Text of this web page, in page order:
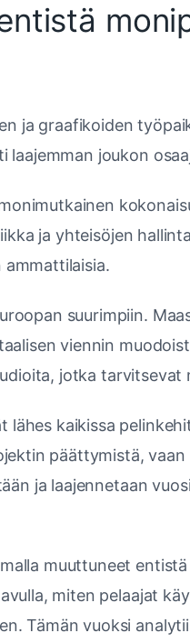
ja graafikoiden
laajemman joukon
ja yhteisöjen
ammattilaisia.
suurimpiin.
viennin
jotka tarvitsevat
kaikissa
päättymistä, vaan
ja laajennetaan
muuttuneet
miten pelaajat
Tämän vuoksi